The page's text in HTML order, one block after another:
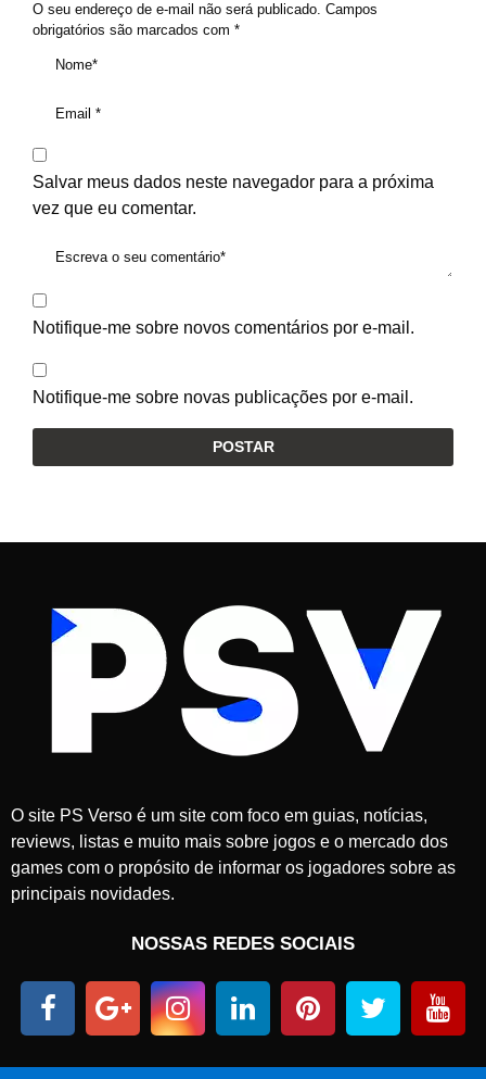
O seu endereço de e-mail não será publicado. Campos
obrigatórios são marcados com *
Salvar meus dados neste navegador para a próxima
vez que eu comentar.
Notifique-me sobre novos comentários por e-mail.
Notifique-me sobre novas publicações por e-mail.
O site PS Verso é um site com foco em guias, notícias,
reviews, listas e muito mais sobre jogos e o mercado dos
games com o propósito de informar os jogadores sobre as
principais novidades.
NOSSAS REDES SOCIAIS